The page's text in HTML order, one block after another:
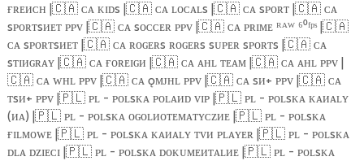
ғʀᴇᴎᴄʜ |🇨🇦ᴄᴀ ᴋɪᴅs |🇨🇦ᴄᴀ ʟᴏᴄᴀʟs |🇨🇦ᴄᴀ sᴘᴏʀᴛ |🇨🇦ᴄᴀ
sᴘᴏʀᴛsᴎᴇᴛ ᴘᴘᴠ |🇨🇦ᴄᴀ sᴏᴄᴄᴇʀ ᴘᴘᴠ |🇨🇦ᴄᴀ ᴘʀɪᴍᴇ ᴿᴬᵂ ⁶⁰ᶠᵖˢ |🇨🇦
ᴄᴀ sᴘᴏʀᴛsᴎᴇᴛ |🇨🇦ᴄᴀ ʀᴏɢᴇʀs ʀᴏɢᴇʀs sᴜᴘᴇʀ sᴘᴏʀᴛs |🇨🇦ᴄᴀ
sᴛɪᴎɢʀᴀʏ |🇨🇦ᴄᴀ ғᴏʀᴇɪɢᴎ |🇨🇦ᴄᴀ ᴀʜʟ ᴛᴇᴀᴍ |🇨🇦ᴄᴀ ᴀʜʟ ᴘᴘᴠ |
🇨🇦ᴄᴀ ᴡʜʟ ᴘᴘᴠ |🇨🇦ᴄᴀ ǫᴍᴊʜʟ ᴘᴘᴠ |🇨🇦ᴄᴀ sᴎ+ ᴘᴘᴠ |🇨🇦ᴄᴀ
ᴛsᴎ+ ᴘᴘᴠ |🇵🇱ᴘʟ - ᴘᴏʟsᴋᴀ ᴘᴏʟᴀᴎᴅ ᴠɪᴘ |🇵🇱ᴘʟ - ᴘᴏʟsᴋᴀ ᴋᴀᴎᴀʟʏ
(ᴎᴀ) |🇵🇱ᴘʟ - ᴘᴏʟsᴋᴀ ᴏɢᴏʟᴎᴏᴛᴇᴍᴀᴛʏᴄᴢᴎᴇ |🇵🇱ᴘʟ - ᴘᴏʟsᴋᴀ
ғɪʟᴍᴏᴡᴇ |🇵🇱ᴘʟ - ᴘᴏʟsᴋᴀ ᴋᴀᴎᴀʟʏ ᴛᴠᴎ ᴘʟᴀʏᴇʀ |🇵🇱ᴘʟ - ᴘᴏʟsᴋᴀ
ᴅʟᴀ ᴅᴢɪᴇᴄɪ |🇵🇱ᴘʟ - ᴘᴏʟsᴋᴀ ᴅᴏᴋᴜᴍᴇᴎᴛᴀʟᴎᴇ |🇵🇱ᴘʟ - ᴘᴏʟsᴋᴀ